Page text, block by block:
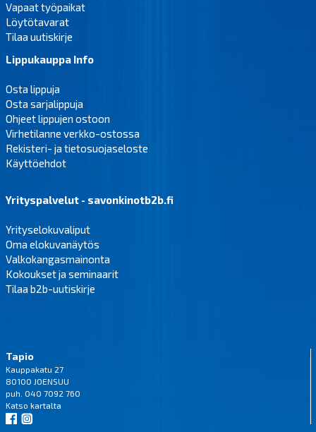
Vapaat työpaikat
Löytötavarat
Tilaa uutiskirje
Lippukauppa Info
Osta lippuja
Osta sarjalippuja
Ohjeet lippujen ostoon
Virhetilanne verkko-ostossa
Rekisteri- ja tietosuojaseloste
Käyttöehdot
Yrityspalvelut - savonkinotb2b.fi
Yrityselokuvaliput
Oma elokuvanäytös
Valkokangasmainonta
Kokoukset ja seminaarit
Tilaa b2b-uutiskirje
Tapio
Kauppakatu 27
80100 JOENSUU
puh. 040 7092 760
Katso kartalta